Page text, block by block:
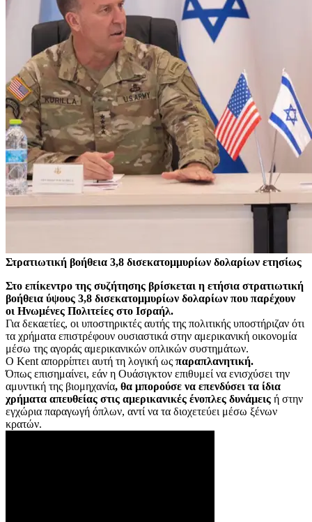
Στρατιωτική βοήθεια 3,8 δισεκατομμυρίων δολαρίων ετησίως
Στο επίκεντρο της συζήτησης βρίσκεται η ετήσια στρατιωτική
βοήθεια ύψους 3,8 δισεκατομμυρίων δολαρίων που παρέχουν
οι Ηνωμένες Πολιτείες στο Ισραήλ.
Για δεκαετίες, οι υποστηρικτές αυτής της πολιτικής υποστήριζαν ότι
τα χρήματα επιστρέφουν ουσιαστικά στην αμερικανική οικονομία
μέσω της αγοράς αμερικανικών οπλικών συστημάτων.
Ο Kent απορρίπτει αυτή τη λογική ως παραπλανητική.
Όπως επισημαίνει, εάν η Ουάσιγκτον επιθυμεί να ενισχύσει την
αμυντική της βιομηχανία, θα μπορούσε να επενδύσει τα ίδια
χρήματα απευθείας στις αμερικανικές ένοπλες δυνάμεις ή στην
εγχώρια παραγωγή όπλων, αντί να τα διοχετεύει μέσω ξένων
κρατών.